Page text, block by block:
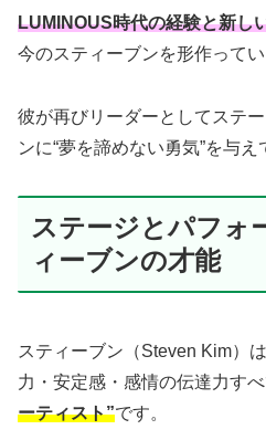
LUMINOUS時代の経験と新し
今のスティーブンを形作ってい
彼が再びリーダーとしてステ
ンに“夢を諦めない勇気”を与え
ステージとパフォ
ィーブンの才能
スティーブン（Steven Kim）
力・安定感・感情の伝達力す
ーティスト”です。